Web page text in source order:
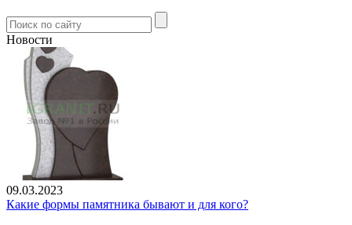
Новости
09.03.2023
Какие формы памятника бывают и для кого?